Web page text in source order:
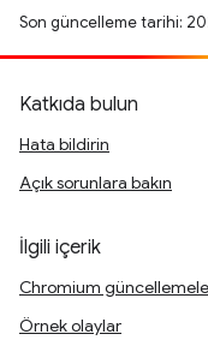
Son güncelleme tarihi:
Katkıda bulun
Hata bildirin
Açık sorunlara bakın
İlgili içerik
Chromium
Örnek olaylar